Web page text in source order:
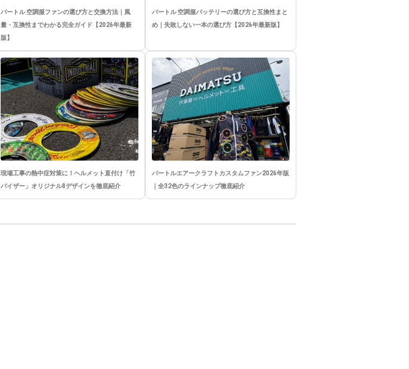
バートル 空調服ファンの選び方と交換方法｜風
量・互換性までわかる完全ガイド【2026年最新
版】
バートル 空調服バッテリーの選び方と互換性まと
め｜失敗しない一本の選び方【2026年最新版】
現場工事の熱中症対策に！ヘルメット直付け「竹
バイザー」オリジナル8デザインを徹底紹介
バートルエアークラフトカスタムファン2026年版
｜全32色のラインナップ徹底紹介